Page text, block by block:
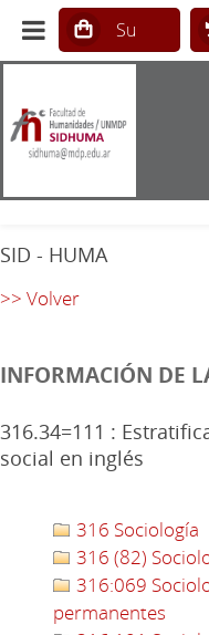
SID - HUMA
>> Volver
INFORMACIÓN DE
316.34=111 :
social en inglés
316 Sociología
316 (82)
316:069
permanentes